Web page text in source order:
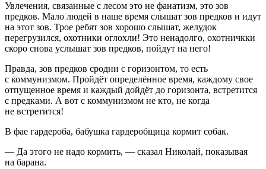
Увлечения, связанные с лесом это не фанатизм, это зов
предков. Мало людей в наше время слышат зов предков и идут
на этот зов. Трое ребят зов хорошо слышат, желудок
перегрузился, охотники оглохли! Это ненадолго, охотничкки
скоро снова услышат зов предков, пойдут на него!
Правда, зов предков сродни с горизонтом, то есть
с коммунизмом. Пройдёт определённое время, каждому свое
отпущенное время и каждый дойдёт до горизонта, встретится
с предками. А вот с коммунизмом не кто, не когда
не встретится!
В фае гардероба, бабушка гардеробщица кормит собак.
— Да этого не надо кормить, — сказал Николай, показывая
на барана.